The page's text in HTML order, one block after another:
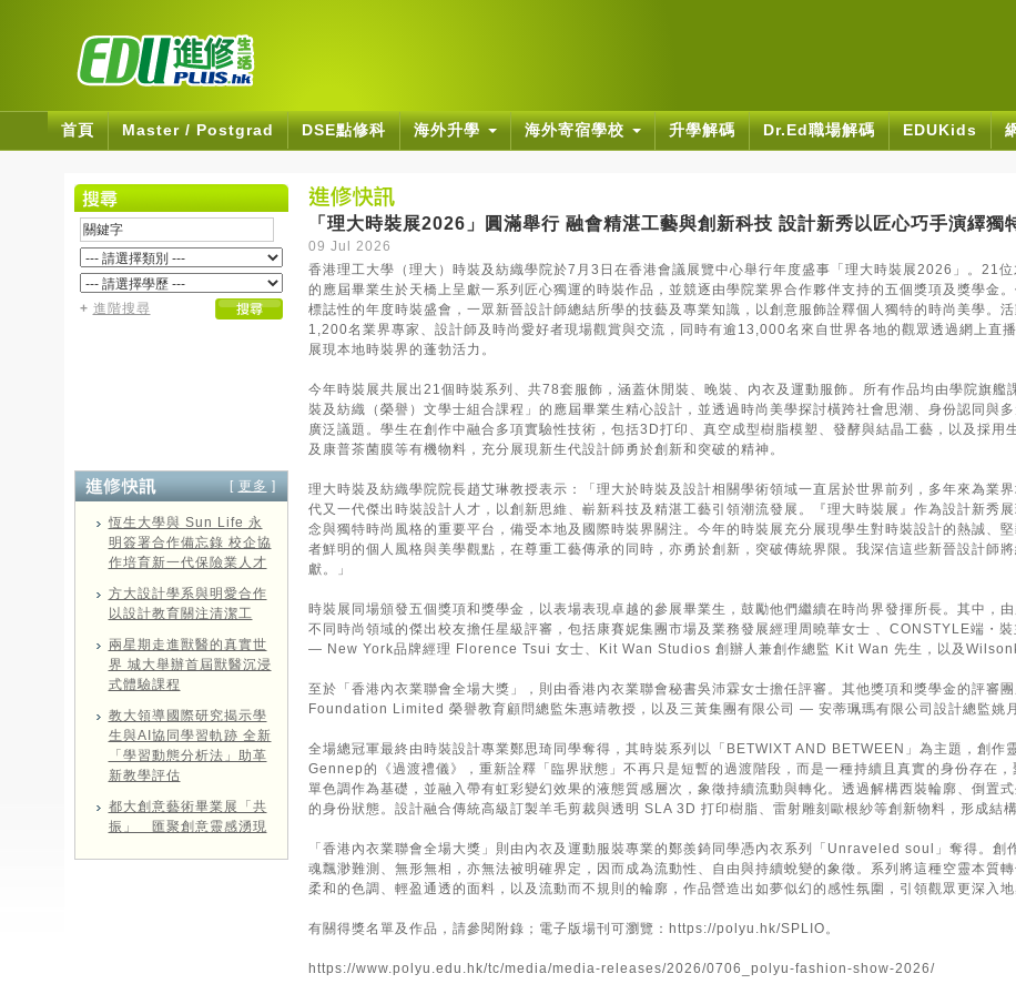
首頁 Master / Postgrad DSE點修科 海外升學 海外寄宿學校 升學解碼 Dr.Ed職場解碼 EDUKids
+ 進階搜尋
[ 更多 ]
恆生大學與 Sun Life 永
明簽署合作備忘錄 校企協
作培育新一代保險業人才
方大設計學系與明愛合作
以設計教育關注清潔工
兩星期走進獸醫的真實世
界 城大舉辦首屆獸醫沉浸
式體驗課程
教大領導國際研究揭示學
生與AI協同學習軌跡 全新
「學習動態分析法」助革
新教學評估
都大創意藝術畢業展「共
振」 匯聚創意靈感湧現
「理大時裝展2026」圓滿舉行 融會精湛工藝與創新科技 設計新秀以匠心巧手演繹獨
09 Jul 2026
香港理工大學（理大）時裝及紡織學院於7月3日在香港會議展覽中心舉行年度盛事「理大時裝展2026」。21位
的應屆畢業生於天橋上呈獻一系列匠心獨運的時裝作品，並競逐由學院業界合作夥伴支持的五個獎項及獎學金
標誌性的年度時裝盛會，一眾新晉設計師總結所學的技藝及專業知識，以創意服飾詮釋個人獨特的時尚美學。
1,200名業界專家、設計師及時尚愛好者現場觀賞與交流，同時有逾13,000名來自世界各地的觀眾透過網上直播
展現本地時裝界的蓬勃活力。
今年時裝展共展出21個時裝系列、共78套服飾，涵蓋休閒裝、晚裝、內衣及運動服飾。所有作品均由學院旗艦
裝及紡織（榮譽）文學士組合課程」的應屆畢業生精心設計，並透過時尚美學探討橫跨社會思潮、身份認同與
廣泛議題。學生在創作中融合多項實驗性技術，包括3D打印、真空成型樹脂模塑、發酵與結晶工藝，以及採用
及康普茶菌膜等有機物料，充分展現新生代設計師勇於創新和突破的精神。
理大時裝及紡織學院院長趙艾琳教授表示：「理大於時裝及設計相關學術領域一直居於世界前列，多年來為業
代又一代傑出時裝設計人才，以創新思維、嶄新科技及精湛工藝引領潮流發展。『理大時裝展』作為設計新秀
念與獨特時尚風格的重要平台，備受本地及國際時裝界關注。今年的時裝展充分展現學生對時裝設計的熱誠、
者鮮明的個人風格與美學觀點，在尊重工藝傳承的同時，亦勇於創新，突破傳統界限。我深信這些新晉設計師
獻。」
時裝展同場頒發五個獎項和獎學金，以表場表現卓越的參展畢業生，鼓勵他們繼續在時尚界發揮所長。其中，
不同時尚領域的傑出校友擔任星級評審，包括康賽妮集團市場及業務發展經理周曉華女士 、CONSTYLE端
— New York品牌經理 Florence Tsui 女士、Kit Wan Studios 創辦人兼創作總監 Kit Wan 先生，以及
至於「香港內衣業聯會全場大獎」，則由香港內衣業聯會秘書吳沛霖女士擔任評審。其他獎項和獎學金的評審
Foundation Limited 榮譽教育顧問總監朱惠靖教授，以及三黃集團有限公司 — 安蒂珮瑪有限公司設計總監姚月
全場總冠軍最終由時裝設計專業鄭思琦同學奪得，其時裝系列以「BETWIXT AND BETWEEN」為主題，創
Gennep的《過渡禮儀》，重新詮釋「臨界狀態」不再只是短暫的過渡階段，而是一種持續且真實的身份存在
單色調作為基礎，並融入帶有虹彩變幻效果的液態質感層次，象徵持續流動與轉化。透過解構西裝輪廓、倒置
的身份狀態。設計融合傳統高級訂製羊毛剪裁與透明 SLA 3D 打印樹脂、雷射雕刻歐根紗等創新物料，形成結
「香港內衣業聯會全場大獎」則由內衣及運動服裝專業的鄭羨錡同學憑內衣系列「Unraveled soul」奪得。
魂飄渺難測、無形無相，亦無法被明確界定，因而成為流動性、自由與持續蛻變的象徵。系列將這種空靈本質
柔和的色調、輕盈通透的面料，以及流動而不規則的輪廓，作品營造出如夢似幻的感性氛圍，引領觀眾更深入
有關得獎名單及作品，請參閱附錄；電子版場刊可瀏覽：https://polyu.hk/SPLIO。
https://www.polyu.edu.hk/tc/media/media-releases/2026/0706_polyu-fashion-show-2026/